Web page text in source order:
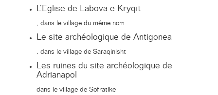
L’Eglise de Labova e Kryqit
, dans le village du même nom
Le site archéologique de Antigonea
, dans le village de Saraqinisht
Les ruines du site archéologique de
Adrianapol
dans le village de Sofratike